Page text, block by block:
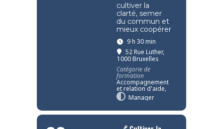
cultiver la
clarté, semer
du commun et
mieux coopérer
9 h 30 min
52 Rue Luther,
1000 Bruxelles
Catégorie de
formation
Accompagnement
et relation d'aide,
Manager